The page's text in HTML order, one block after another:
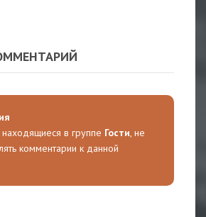
находящиеся в группе Гости, не
комментарии к данной